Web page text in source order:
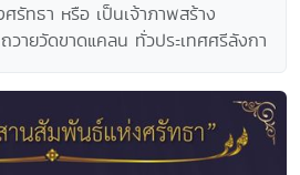
รัทธา หรือ เป็นเจ้าภาพสร้าง
ายวัดขาดแคลน ทั่วประเทศศรีลังกา